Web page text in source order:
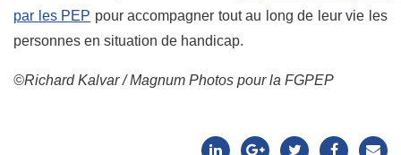
par les PEP pour accompagner tout au long de leur vie les
personnes en situation de handicap.
©Richard Kalvar / Magnum Photos pour la FGPEP